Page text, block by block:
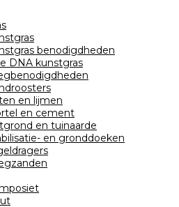
benodigdheden
DNA kunstgras
en lijmen
en cement
en tuinaarde
en gronddoeken